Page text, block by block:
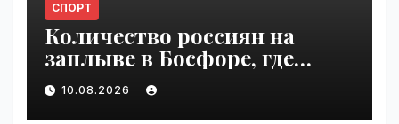
СПОРТ
Количество россиян на
заплыве в Босфоре, где
погиб Свечников, резко
упало | VseTime.ru
10.08.2026